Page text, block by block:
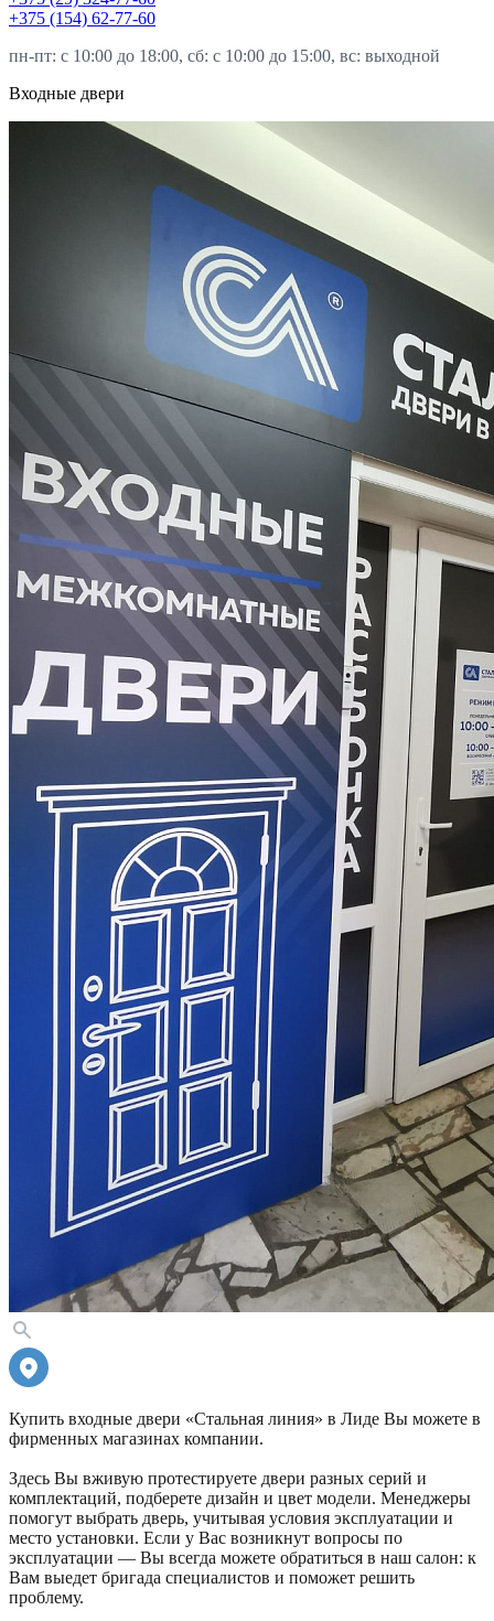
+375 (154) 62-77-60
пн-пт: с 10:00 до 18:00, сб: с 10:00 до 15:00, вс: выходной
Входные двери
Купить входные двери «Стальная линия» в Лиде Вы можете в
фирменных магазинах компании.
Здесь Вы вживую протестируете двери разных серий и
комплектаций, подберете дизайн и цвет модели. Менеджеры
помогут выбрать дверь, учитывая условия эксплуатации и
место установки. Если у Вас возникнут вопросы по
эксплуатации — Вы всегда можете обратиться в наш салон: к
Вам выедет бригада специалистов и поможет решить
проблему.